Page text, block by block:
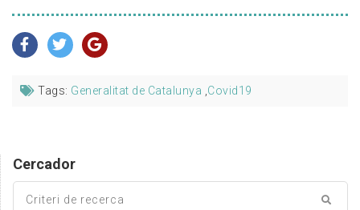
Tags: Generalitat de Catalunya Covid19
Cercador